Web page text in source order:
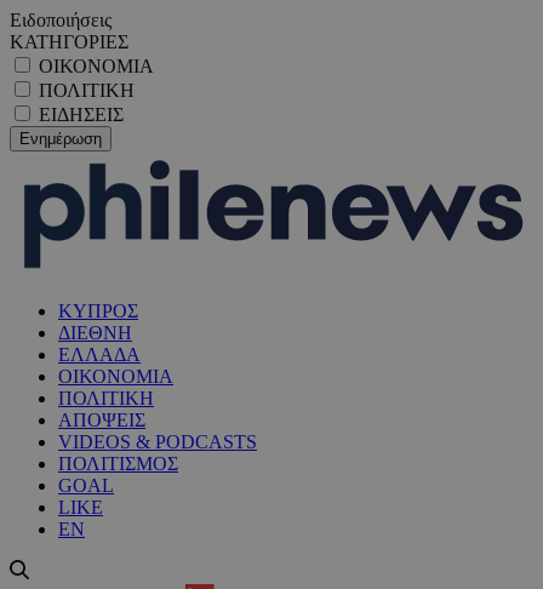
Ειδοποιήσεις
ΚΑΤΗΓΟΡΙΕΣ
ΟΙΚΟΝΟΜΙΑ
ΠΟΛΙΤΙΚΗ
ΕΙΔΗΣΕΙΣ
ΚΥΠΡΟΣ
ΔΙΕΘΝΗ
ΕΛΛΑΔΑ
ΟΙΚΟΝΟΜΙΑ
ΠΟΛΙΤΙΚΗ
ΑΠΟΨΕΙΣ
VIDEOS & PODCASTS
ΠΟΛΙΤΙΣΜΟΣ
GOAL
LIKE
EN